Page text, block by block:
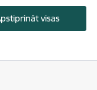
visas